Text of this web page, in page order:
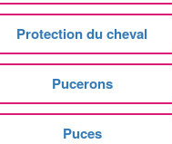
Protection du cheval
Pucerons
Puces